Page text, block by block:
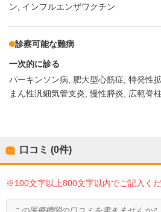
ン
インフルエンザワクチン
診察可能な難病
一次的に診る
パーキンソン病
肥大型心筋症 特発性
まん性汎細気管支炎 慢性膵炎 広範脊
口コミ (0件)
※100文字以上800文字以内でご記入く